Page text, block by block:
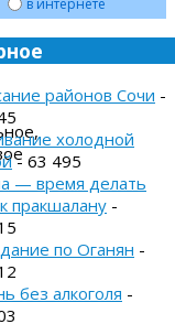
в интернете
районов Сочи -
холодной
- 63 495
— время делать
пракшалану -
по Оганян -
без алкоголя -